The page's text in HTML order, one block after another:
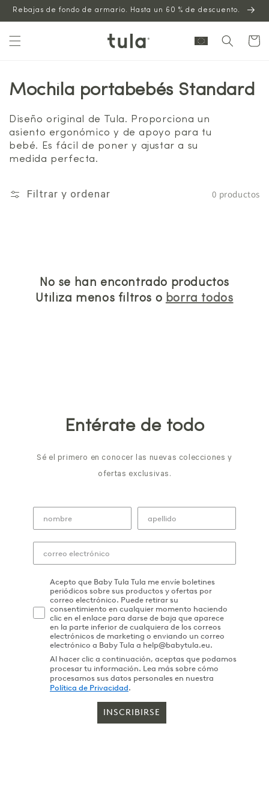
Saltar al
contenido
Rebajas de fondo de armario. Hasta un 60 % de descuento.
Carrito
Mochila portabebés Standard
Diseño original de Tula. Proporciona un
asiento ergonómico y de apoyo para tu
bebé. Es fácil de poner y ajustar a su
medida perfecta.
Filtrar y ordenar 0 productos
No se han encontrado productos
Utiliza menos filtros o borra todos
Entérate de todo
Sé el primero en conocer las nuevas colecciones y
ofertas exclusivas.
Acepto que Baby Tula Tula me envíe boletines
periódicos sobre sus productos y ofertas por
correo electrónico. Puede retirar su
consentimiento en cualquier momento haciendo
clic en el enlace para darse de baja que aparece
en la parte inferior de cualquiera de los correos
electrónicos de marketing o enviando un correo
electrónico a Baby Tula a help@babytula.eu.
Al hacer clic a continuación, aceptas que podamos
procesar tu información. Lea más sobre cómo
procesamos sus datos personales en nuestra
Política de Privacidad.
INSCRIBIRSE